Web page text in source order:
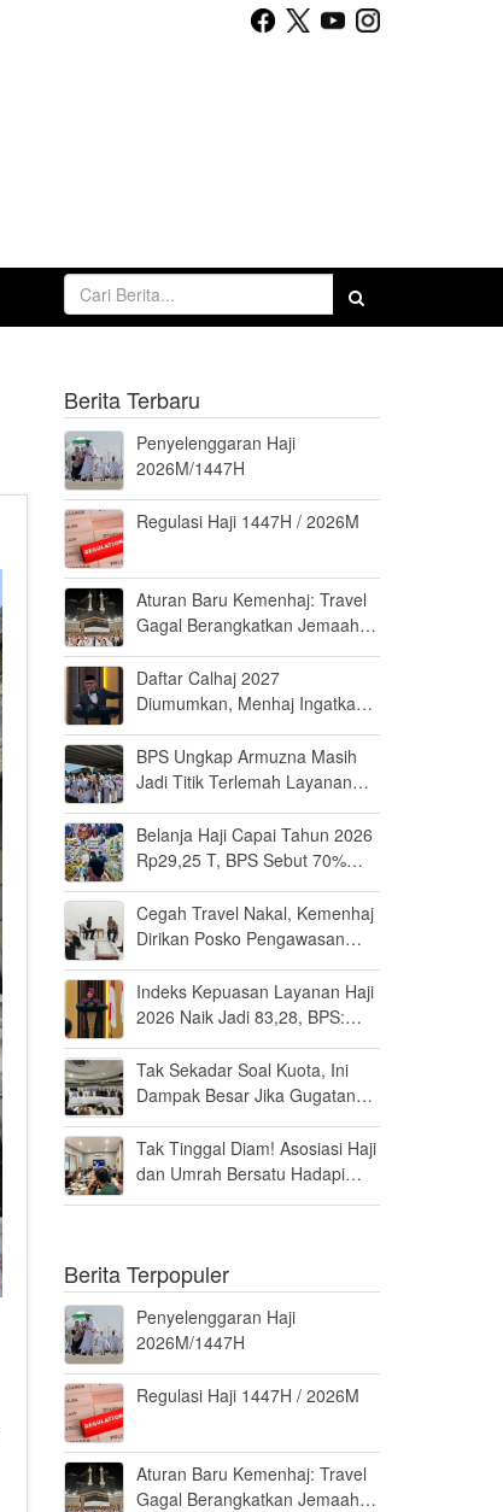
Berita Terbaru
Penyelenggaran Haji
2026M/1447H
Regulasi Haji 1447H / 2026M
Aturan Baru Kemenhaj: Travel
Gagal Berangkatkan Jemaah
Daftar Calhaj 2027
Diumumkan, Menhaj Ingatkan
BPS Ungkap Armuzna Masih
Jadi Titik Terlemah Layanan
Belanja Haji Capai Tahun 2026
Rp29,25 T, BPS Sebut 70%
Saudi
Cegah Travel Nakal, Kemenhaj
Dirikan Posko Pengawasan
Indeks Kepuasan Layanan Haji
2026 Naik Jadi 83,28, BPS:
Tak Sekadar Soal Kuota, Ini
Dampak Besar Jika Gugatan
Tak Tinggal Diam! Asosiasi Haji
dan Umrah Bersatu Hadapi
Berita Terpopuler
Penyelenggaran Haji
2026M/1447H
Regulasi Haji 1447H / 2026M
Aturan Baru Kemenhaj: Travel
Gagal Berangkatkan Jemaah